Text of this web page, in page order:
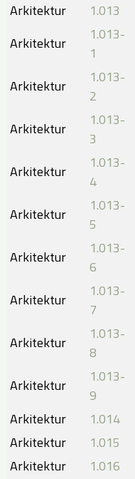
Arkitektur
1.013
Arkitektur
1.013-
1
Arkitektur
1.013-
2
Arkitektur
1.013-
3
Arkitektur
1.013-
4
Arkitektur
1.013-
5
Arkitektur
1.013-
6
Arkitektur
1.013-
7
Arkitektur
1.013-
8
Arkitektur
1.013-
9
Arkitektur
1.014
Arkitektur
​1.015
Arkitektur
1.016